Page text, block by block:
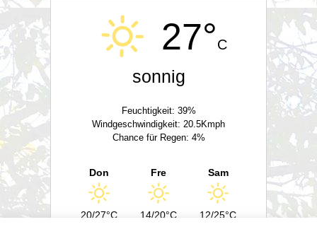
27°C
sonnig
Feuchtigkeit: 39%
Windgeschwindigkeit: 20.5Kmph
Chance für Regen: 4%
Don
20/27°C
Fre
14/20°C
Sam
12/25°C